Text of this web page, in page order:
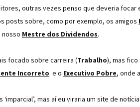
outras vezes penso que deveria focar
posts sobre, como por exemplo, os amigos
nosso Mestre dos Dividendos.
focado sobre carreira (Trabalho), mas
Incorreto e o Executivo Pobre, onde
‘imparcial’, mas aí eu viraria um site de